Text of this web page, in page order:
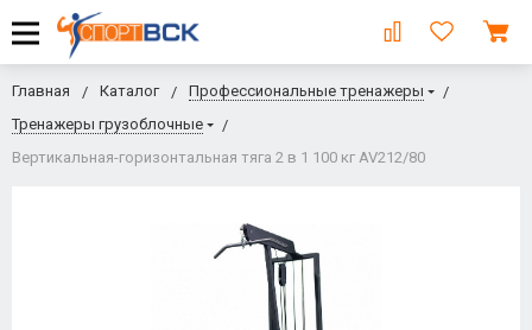
Главная Каталог
Профессиональные тренажеры
Тренажеры грузоблочные
Вертикальная-горизонтальная тяга 2 в 1 100 кг AV212/80